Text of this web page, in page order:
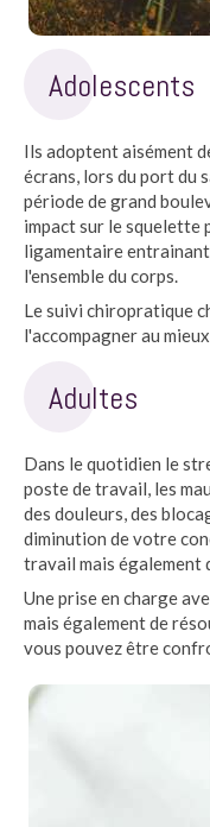
Adolescents
Ils adoptent aisément
écrans, lors du port du
période de grand
impact sur le squelette
ligamentaire
l'ensemble du corps.
Le suivi chiropratique
l'accompagner au
Adultes
Dans le quotidien le
poste de travail, les
des douleurs, des
diminution de votre
travail mais également
Une prise en charge
mais également de
vous pouvez être